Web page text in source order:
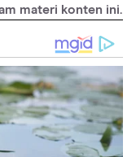
materi konten ini.